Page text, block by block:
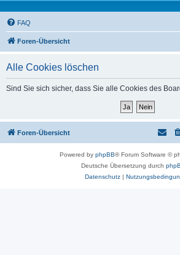
FAQ
Foren-Übersicht
Alle Cookies löschen
Sind Sie sich sicher, dass Sie alle Cookies des
Foren-Übersicht
Powered by phpBB® Forum Software ©
Deutsche Übersetzung durch
Datenschutz|